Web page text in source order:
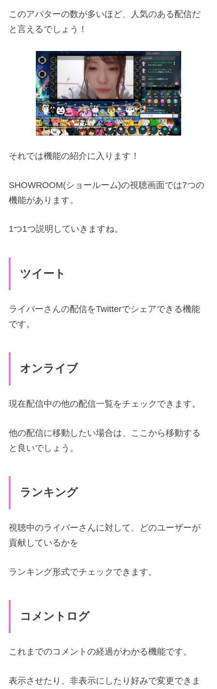
このアバターの数が多いほど、人気のある配信だ
と言えるでしょう！
それでは機能の紹介に入ります！
SHOWROOM(ショールーム)の視聴画面では7つの
機能があります。
1つ1つ説明していきますね。
ツイート
ライバーさんの配信をTwitterでシェアできる機能
です。
オンライブ
現在配信中の他の配信一覧をチェックできます。
他の配信に移動したい場合は、ここから移動する
と良いでしょう。
ランキング
視聴中のライバーさんに対して、どのユーザーが
貢献しているかを
ランキング形式でチェックできます。
コメントログ
これまでのコメントの経過がわかる機能です。
表示させたり、非表示にしたり好みで変更できま